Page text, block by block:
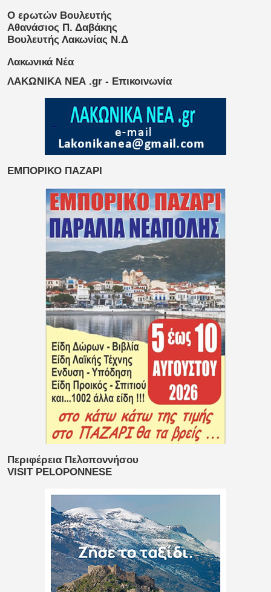
Ο ερωτών Βουλευτής
Αθανάσιος Π. Δαβάκης
Βουλευτής Λακωνίας Ν.Δ
Λακωνικά Νέα
ΛΑΚΩΝΙΚΑ ΝΕΑ .gr - Επικοινωνία
ΕΜΠΟΡΙΚΟ ΠΑΖΑΡΙ
Περιφέρεια Πελοποννήσου
VISIT PELOPONNESE